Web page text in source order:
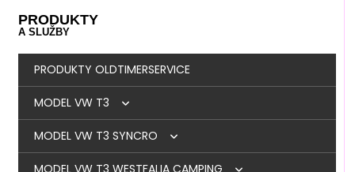
PRODUKTY
A SLUŽBY
PRODUKTY OLDTIMERSERVICE
MODEL VW T3
BRZDY
MODEL VW T3 SYNCRO